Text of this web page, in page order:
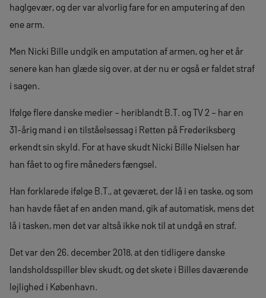
haglgevær, og der var alvorlig fare for en amputering af den
ene arm.
Men Nicki Bille undgik en amputation af armen, og her et år
senere kan han glæde sig over, at der nu er også er faldet straf
i sagen.
Ifølge flere danske medier – heriblandt B.T. og TV 2 – har en
31-årig mand i en tilståelsessag i Retten på Frederiksberg
erkendt sin skyld. For at have skudt Nicki Bille Nielsen har
han fået to og fire måneders fængsel.
Han forklarede ifølge B.T., at geværet, der lå i en taske, og som
han havde fået af en anden mand, gik af automatisk, mens det
lå i tasken, men det var altså ikke nok til at undgå en straf.
Det var den 26. december 2018, at den tidligere danske
landsholdsspiller blev skudt, og det skete i Billes daværende
lejlighed i København.